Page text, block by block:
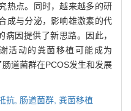
热点。同时，越来越多的研
成与分泌，影响雄激素的代
因提供了新思路。因此，
活动的粪菌移植可能成为
道菌群在PCOS发生和发展
抗, 肠道菌群, 粪菌移植